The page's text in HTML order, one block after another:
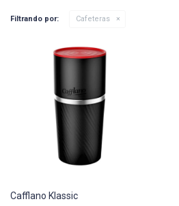
Filtrando por: Cafeteras
Cafflano Klassic